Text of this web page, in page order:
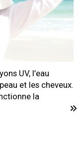
UV, l’eau
et les cheveux.
la